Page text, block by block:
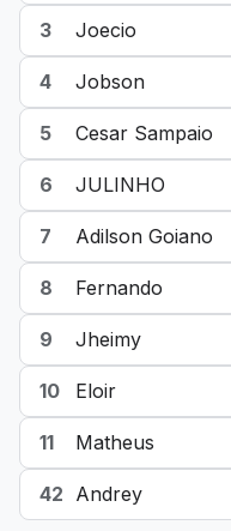
3 Joecio
4 Jobson
5 Cesar Sampaio
6 JULINHO
7 Adilson Goiano
8 Fernando
9 Jheimy
10 Eloir
11 Matheus
42 Andrey